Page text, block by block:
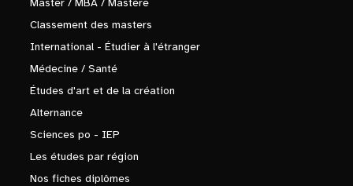
Master / MBA / Mastère
Classement des masters
International - Étudier à l'étranger
Médecine / Santé
Études d'art et de la création
Alternance
Sciences po - IEP
Les études par région
Nos fiches diplômes